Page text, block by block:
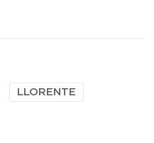
LLORENTE